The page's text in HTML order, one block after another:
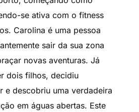
se ativa com o fitness
Carolina é uma pessoa
sair da sua zona
novas aventuras. Já
dois filhos, decidiu
e descobriu uma verdadeira
em águas abertas. Este